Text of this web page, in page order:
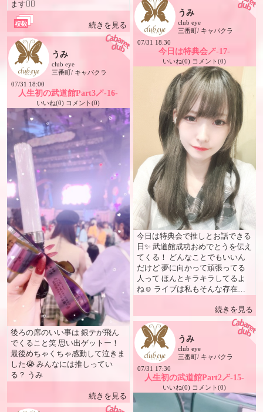
で、また抽選頑張るつもりです😆
8月はお盆休みと誕生日イベント
目白押し！ぜひチェックして来店
予定計画よろしくお願いします😊
最近体験から入店の女の子増えま
した😊 クラブアイ＆Cats キャッ
ツでは大・大・大募集中！😆✨ ま
だまだ…いや、お店が続く限り、
一緒に働いてくれる女の子・スタ
ッフを積極採用中です✨ 20歳以上
で働いてみたい女性・男性・お知
り合い・お友達をご紹介いただけ
る方は、ぜひ五十嵐ゆきまで直接
ご連絡ください😊 松山では男性
経営のお店が多い中、 女性経営
者のお店だからこそ、安心感と働
きやすさを大切にしています。
私自身もアルバイトからスタート
した経験があるからこそ、女の子
1人1人の声に耳を傾け、安心して
長く働けるお店づくりを心がけて
います。 🥂 宴会・同伴のご案内
団体様のご予約も増えています✨
🍻 宴会への女の子無料派遣も実
施中！ 宴会後はそのままクラブ
アイ＆CatsへGO🎶 女の子2〜3人
とのハーレム同伴も大歓迎😊 お
食事処のご紹介や各種コースのご
広い年代が活躍中✨ 20代・30
代・40代が在籍♪ 平日は約15名、
週末は20名以上が出勤しています
✨ 20年以上在籍している女の子か
ら新人さんまで〜 「楽しかっ
た〜😆」と笑顔で帰っていただけ
るお店を目指しています✨ ✨ 「五
十嵐ゆき、80歳まで現役で！」を
合言葉に✨ 気づかいのできる、人
ます🙇‍♀️
続きを見る
うみ
club eye
三番町/ キャバクラ
07/31 18:30
今日は特典会🪄-17-
いいね(0) コメント(0)
今日は特典会で推しとお話できる
日✨ 武道館成功おめでとうを伝え
てくる！ どんなことでもいいん
だけど 夢に向かって頑張ってる
人って ほんとキラキラしてるよ
ね☺️ ライブは私もそんな存在に
続きを見る
うみ
club eye
三番町/ キャバクラ
07/31 18:00
人生初の武道館Part3🪄-16-
いいね(0) コメント(0)
後ろの席のいい事は 銀テが飛ん
でくること笑 思い出ゲットー！
最後めちゃくちゃ感動して泣きま
した😭 みんなには推しってい
る？ うみ
続きを見る
うみ
club eye
三番町/ キャバクラ
07/31 17:30
人生初の武道館Part2🪄-15-
いいね(0) コメント(0)